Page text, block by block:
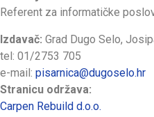
Referent za informatičke
Izdavač: Grad Dugo Selo,
tel: 01/2753 705
e-mail: pisarnica@dugoselo.hr
Stranicu održava:
Carpen Rebuild d.o.o.